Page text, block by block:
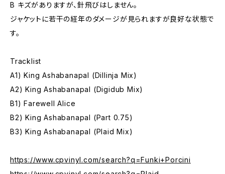
B キズがありますが、針飛びはしません。
ジャケットに若干の経年のダメージが見られますが良好な状態で
す。
Tracklist
A1) King Ashabanapal (Dillinja Mix)
A2) King Ashabanapal (Digidub Mix)
B1) Farewell Alice
B2) King Ashabanapal (Part 0.75)
B3) King Ashabanapal (Plaid Mix)
https://www.cpvinyl.com/search?q=Funki+Porcini